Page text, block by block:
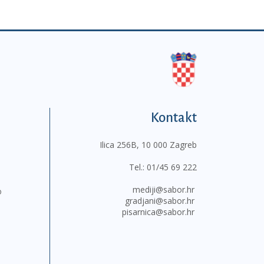
Kontakt
Ilica 256B, 10 000 Zagreb
Tel.: 01/45 69 222
mediji@sabor.hr
gradjani@sabor.hr
pisarnica@sabor.hr